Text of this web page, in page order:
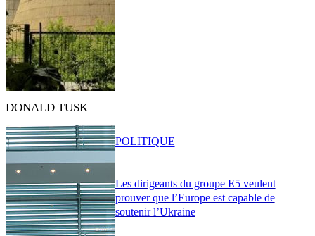
DONALD TUSK
Les dirigeants du groupe E5 veulent
prouver que l’Europe est capable de
soutenir l’Ukraine
POLITIQUE